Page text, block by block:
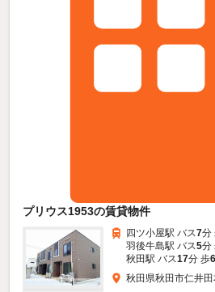
プリウス1953の賃貸物件
四ツ小屋駅 バス7分
羽後牛島駅 バス5分
秋田駅 バス17分 歩6
秋田県秋田市仁井田